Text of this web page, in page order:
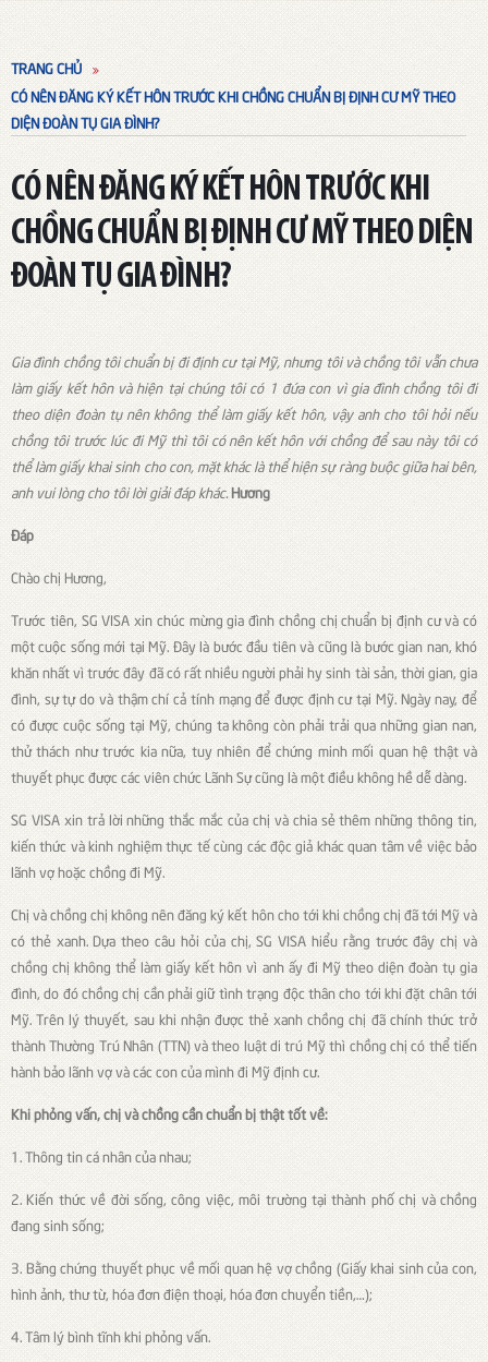
TRANG CHỦ
CÓ NÊN ĐĂNG KÝ KẾT HÔN TRƯỚC KHI CHỒNG CHUẨN BỊ ĐỊNH CƯ MỸ THEO
DIỆN ĐOÀN TỤ GIA ĐÌNH?
CÓ NÊN ĐĂNG KÝ KẾT HÔN TRƯỚC KHI
CHỒNG CHUẨN BỊ ĐỊNH CƯ MỸ THEO DIỆN
ĐOÀN TỤ GIA ĐÌNH?
Gia đình chồng tôi chuẩn bị đi định cư tại Mỹ, nhưng tôi và chồng tôi vẫn chưa
làm giấy kết hôn và hiện tại chúng tôi có 1 đứa con vì gia đình chồng tôi đi
theo diện đoàn tụ nên không thể làm giấy kết hôn, vậy anh cho tôi hỏi nếu
chồng tôi trước lúc đi Mỹ thì tôi có nên kết hôn với chồng để sau này tôi có
thể làm giấy khai sinh cho con, mặt khác là thể hiện sự ràng buộc giữa hai bên,
anh vui lòng cho tôi lời giải đáp khác.Hương
Đáp
Chào chị Hương,
Trước tiên, SG VISA xin chúc mừng gia đình chồng chị chuẩn bị định cư và có
một cuộc sống mới tại Mỹ. Đây là bước đầu tiên và cũng là bước gian nan, khó
khăn nhất vì trước đây đã có rất nhiều người phải hy sinh tài sản, thời gian, gia
đình, sự tự do và thậm chí cả tính mạng để được định cư tại Mỹ. Ngày nay, để
có được cuộc sống tại Mỹ, chúng ta không còn phải trải qua những gian nan,
thử thách như trước kia nữa, tuy nhiên để chứng minh mối quan hệ thật và
thuyết phục được các viên chức Lãnh Sự cũng là một điều không hề dễ dàng.
SG VISA xin trả lời những thắc mắc của chị và chia sẻ thêm những thông tin,
kiến thức và kinh nghiệm thực tế cùng các độc giả khác quan tâm về việc bảo
lãnh vợ hoặc chồng đi Mỹ.
Chị và chồng chị không nên đăng ký kết hôn cho tới khi chồng chị đã tới Mỹ và
có thẻ xanh. Dựa theo câu hỏi của chị, SG VISA hiểu rằng trước đây chị và
chồng chị không thể làm giấy kết hôn vì anh ấy đi Mỹ theo diện đoàn tụ gia
đình, do đó chồng chị cần phải giữ tình trạng độc thân cho tới khi đặt chân tới
Mỹ. Trên lý thuyết, sau khi nhận được thẻ xanh chồng chị đã chính thức trở
thành Thường Trú Nhân (TTN) và theo luật di trú Mỹ thì chồng chị có thể tiến
hành bảo lãnh vợ và các con của mình đi Mỹ định cư.
Khi phỏng vấn, chị và chồng cần chuẩn bị thật tốt về:
1. Thông tin cá nhân của nhau;
2. Kiến thức về đời sống, công việc, môi trường tại thành phố chị và chồng
đang sinh sống;
3. Bằng chứng thuyết phục về mối quan hệ vợ chồng (Giấy khai sinh của con,
hình ảnh, thư từ, hóa đơn điện thoại, hóa đơn chuyển tiền,…);
4. Tâm lý bình tĩnh khi phỏng vấn.